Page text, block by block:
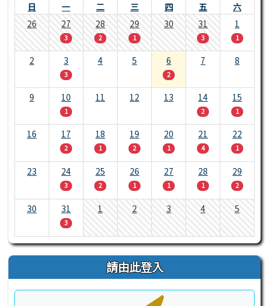
日 一 二 三 四 五
六
26
27
3
28
2
29
1
30 31
3
1
1
2 3
3
4 5 6
2
7 8
9 10
1
11 12 13 14
2
15
1
16 17
2
18
1
19
2
20
1
21
4
22
1
23 24
3
25
2
26
1
27
1
28
1
29
2
30 31
3
1 2 3 4 5
請由此登入